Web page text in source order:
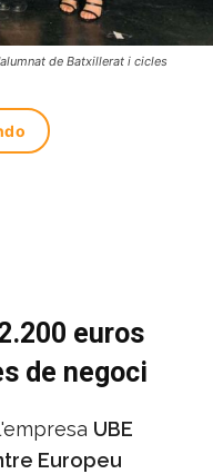
de Batxillerat i cicles
euros
de negoci
UBE
Europeu